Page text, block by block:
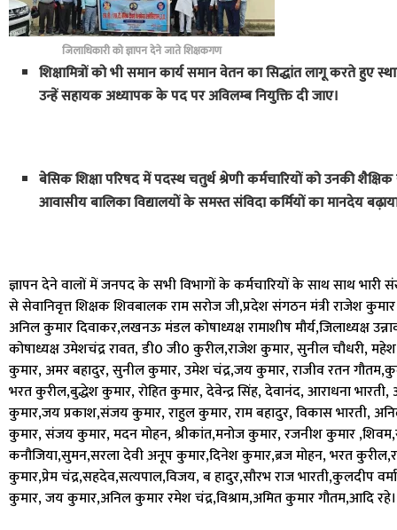
जिलाधिकारी को ज्ञापन देने जाते शिक्षकगण
शिक्षामित्रों को भी समान कार्य समान वेतन का सिद्धांत लागू करते हुए
उन्हें सहायक अध्यापक के पद पर अविलम्ब नियुक्ति दी जाए।
बेसिक शिक्षा परिषद में पदस्थ चतुर्थ श्रेणी कर्मचारियों को उनकी
आवासीय बालिका विद्यालयों के समस्त संविदा कर्मियों का मानदेय
ज्ञापन देने वालों में जनपद के सभी विभागों के कर्मचारियों के साथ साथ भारी
से सेवानिवृत्त शिक्षक शिवबालक राम सरोज जी,प्रदेश संगठन मंत्री राजेश
अनिल कुमार दिवाकर,लखनऊ मंडल कोषाध्यक्ष रामाशीष मौर्य,जिलाध्यक्ष उन्नाव
कोषाध्यक्ष उमेशचंद्र रावत, डी0 जी0 कुरील,राजेश कुमार, सुनील चौधरी,
कुमार, अमर बहादुर, सुनील कुमार, उमेश चंद्र,जय कुमार, राजीव रतन
भरत कुरील,बुद्धेश कुमार, रोहित कुमार, देवेन्द्र सिंह, देवानंद, आराधना
कुमार,जय प्रकाश,संजय कुमार, राहुल कुमार, राम बहादुर, विकास भारती,
कुमार, संजय कुमार, मदन मोहन, श्रीकांत,मनोज कुमार, रजनीश कुमार
कनौजिया,सुमन,सरला देवी अनूप कुमार,दिनेश कुमार,ब्रज मोहन, भरत
कुमार,प्रेम चंद्र,सहदेव,सत्यपाल,विजय, ब हादुर,सौरभ राज भारती,कुलदीप
कुमार, जय कुमार,अनिल कुमार रमेश चंद्र,विश्राम,अमित कुमार गौतम,आदि रहे।